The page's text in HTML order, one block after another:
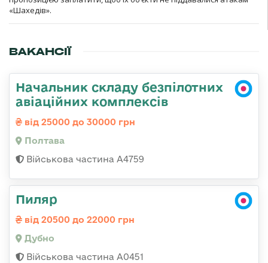
«Шахедів».
ВАКАНСІЇ
Начальник складу безпілотних
авіаційних комплексів
від 25000 до 30000 грн
Полтава
Військова частина А4759
Пиляр
від 20500 до 22000 грн
Дубно
Військова частина А0451